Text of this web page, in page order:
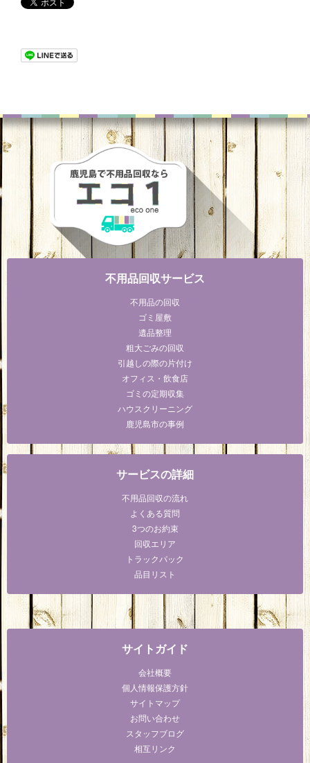
不用品回収サービス
不用品の回収
ゴミ屋敷
遺品整理
粗大ごみの回収
引越しの際の片付け
オフィス・飲食店
ゴミの定期収集
ハウスクリーニング
鹿児島市の事例
サービスの詳細
不用品回収の流れ
よくある質問
3つのお約束
回収エリア
トラックパック
品目リスト
サイトガイド
会社概要
個人情報保護方針
サイトマップ
お問い合わせ
スタッフブログ
相互リンク